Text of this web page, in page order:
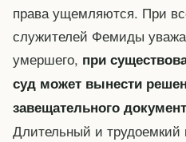
права ущемляются. При
служителей Фемиды
умершего, при
суд может вынести
завещательного
Длительный и